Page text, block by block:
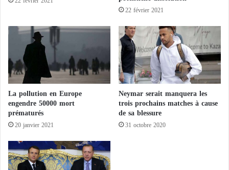
t
d
o
n
c
d
a
n
l
’
n
o
n
s
a
v
e
c
l
a
T
22 février 2021
La pollution en Europe
engendre 50000 mort
prématurés
20 janvier 2021
Neymar serait manquera les
trois prochains matches à cause
de sa blessure
31 octobre 2020